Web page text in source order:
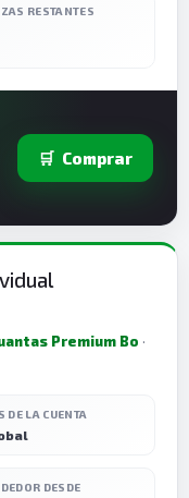
RESTANTES
🛒 Comprar
Premium Bo ·
DE LA CUENTA
DESDE